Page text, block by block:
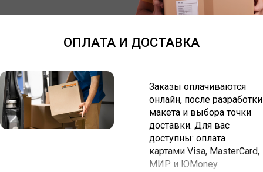
ОПЛАТА И ДОСТАВКА
Заказы оплачиваются
онлайн, после разработки
макета и выбора точки
доставки. Для вас
доступны: оплата
картами Visa, MasterCard,
МИР и ЮMoney.